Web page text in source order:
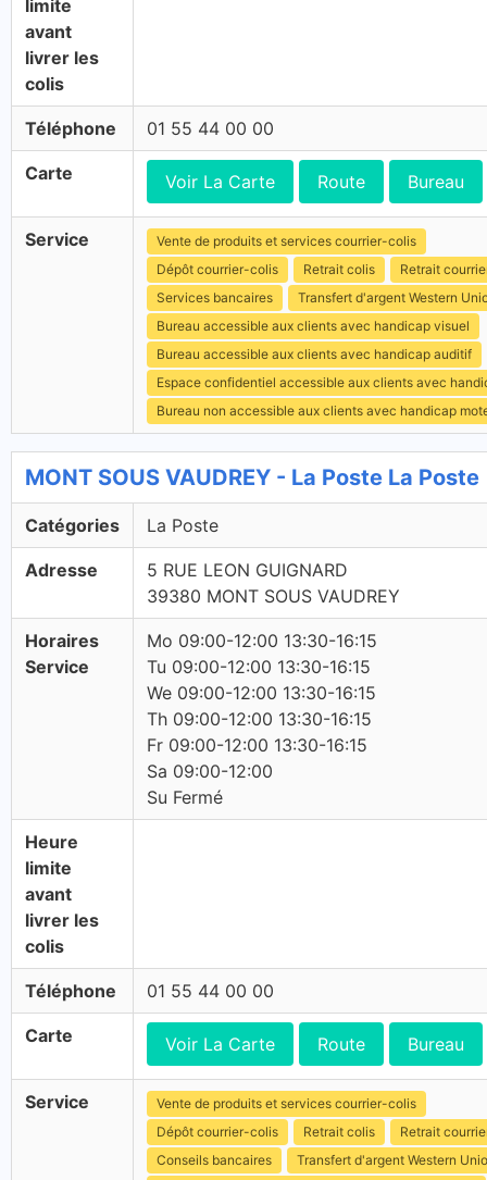
limite
avant
livrer les
colis
Téléphone 01 55 44 00 00
Carte Voir La Carte Route Bureau
Service
Vente de produits et services courrier-colis
Dépôt courrier-colis
Retrait colis
Retrait
Services bancaires
Transfert d'argent Western
Bureau accessible aux clients avec handicap visuel
Bureau accessible aux clients avec handicap auditif
Espace confidentiel accessible aux clients avec
Bureau non accessible aux clients avec handicap
MONT SOUS VAUDREY - La Poste La Poste
Catégories La Poste
Adresse
5 RUE LEON GUIGNARD
39380 MONT SOUS VAUDREY
Horaires
Service
Mo 09:00-12:00 13:30-16:15
Tu 09:00-12:00 13:30-16:15
We 09:00-12:00 13:30-16:15
Th 09:00-12:00 13:30-16:15
Fr 09:00-12:00 13:30-16:15
Sa 09:00-12:00
Su Fermé
Heure
limite
avant
livrer les
colis
Téléphone 01 55 44 00 00
Carte Voir La Carte Route Bureau
Service
Vente de produits et services courrier-colis
Dépôt courrier-colis
Retrait colis
Retrait
Conseils bancaires
Transfert d'argent Western